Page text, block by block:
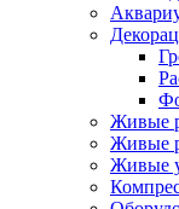
Живые
Живые
Живые